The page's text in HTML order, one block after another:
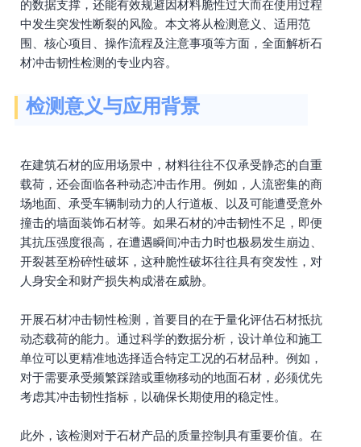
的数据支撑，还能有效规避因材料脆性过大而在使用过程
中发生突发性断裂的风险。本文将从检测意义、适用范
围、核心项目、操作流程及注意事项等方面，全面解析石
材冲击韧性检测的专业内容。
检测意义与应用背景
在建筑石材的应用场景中，材料往往不仅承受静态的自重
载荷，还会面临各种动态冲击作用。例如，人流密集的商
场地面、承受车辆制动力的人行道板、以及可能遭受意外
撞击的墙面装饰石材等。如果石材的冲击韧性不足，即便
其抗压强度很高，在遭遇瞬间冲击力时也极易发生崩边、
开裂甚至粉碎性破坏，这种脆性破坏往往具有突发性，对
人身安全和财产损失构成潜在威胁。
开展石材冲击韧性检测，首要目的在于量化评估石材抵抗
动态载荷的能力。通过科学的数据分析，设计单位和施工
单位可以更精准地选择适合特定工况的石材品种。例如，
对于需要承受频繁踩踏或重物移动的地面石材，必须优先
考虑其冲击韧性指标，以确保长期使用的稳定性。
此外，该检测对于石材产品的质量控制具有重要价值。在